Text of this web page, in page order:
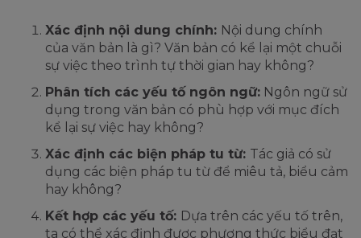
Xác định nội dung chính: Nội dung chính
của văn bản là gì? Văn bản có kể lại một chuỗi
sự việc theo trình tự thời gian hay không?
Phân tích các yếu tố ngôn ngữ: Ngôn ngữ sử
dụng trong văn bản có phù hợp với mục đích
kể lại sự việc hay không?
Xác định các biện pháp tu từ: Tác giả có sử
dụng các biện pháp tu từ để miêu tả, biểu cảm
hay không?
Kết hợp các yếu tố: Dựa trên các yếu tố trên,
ta có thể xác định được phương thức biểu đạt